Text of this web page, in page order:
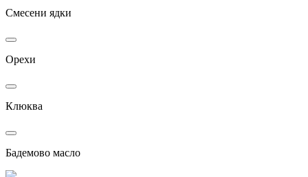
Смесени ядки
Орехи
Клюква
Бадемово масло